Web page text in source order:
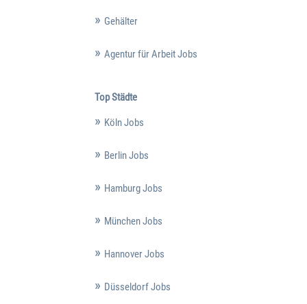
Gehälter
Agentur für Arbeit Jobs
Top Städte
Köln Jobs
Berlin Jobs
Hamburg Jobs
München Jobs
Hannover Jobs
Düsseldorf Jobs